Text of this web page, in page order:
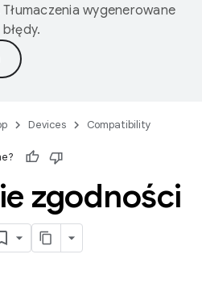
wygenerowane
Devices Compatibility
zgodności